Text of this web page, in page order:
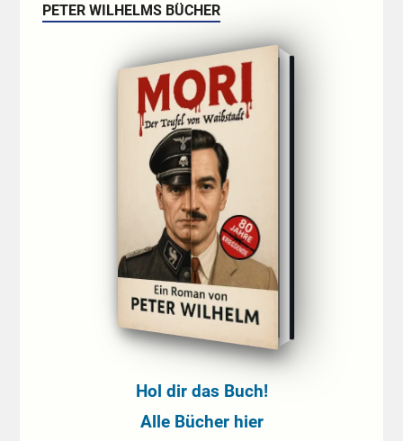
PETER WILHELMS BÜCHER
Hol dir das Buch!
Alle Bücher hier